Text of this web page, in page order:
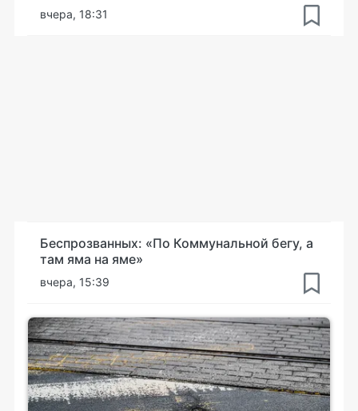
вчера, 18:31
Беспрозванных: «По Коммунальной бегу, а
там яма на яме»
вчера, 15:39